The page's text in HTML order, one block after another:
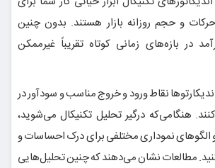
و حجم روزانه بازار هستند. بدون چنین
در بازه‌های زمانی کوتاه تقریباً غیرممکن
اندیکارتوها نقاط ورود و خروج مناسب و سودآور در
هنگامی‌که درگیر تحلیل تکنیکال می‌شوید،
و الگوهای نموداری مختلفی برای درک احساسات و
مطالعات نشان می‌دهند که چنین تحلیل‌هایی